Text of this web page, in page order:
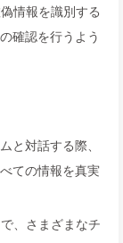
情報を識別する
確認を行うよう
と対話する際、
ての情報を真実
、さまざまなチ